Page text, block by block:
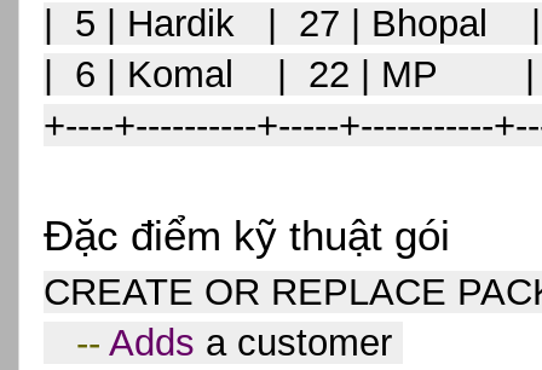
|  5 | Hardik   |  27 | Bhopal
|  6 | Komal    |  22 | MP
+----+----------+-----+-----------
Đặc điểm kỹ thuật gói
CREATE OR REPLACE
-- Adds a customer